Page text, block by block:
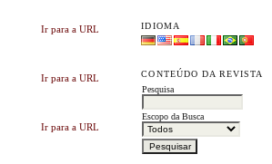
IDIOMA
CONTEÚDO DA REVISTA
Pesquisa
Escopo da Busca
Ir para a URL
Ir para a URL
Ir para a URL